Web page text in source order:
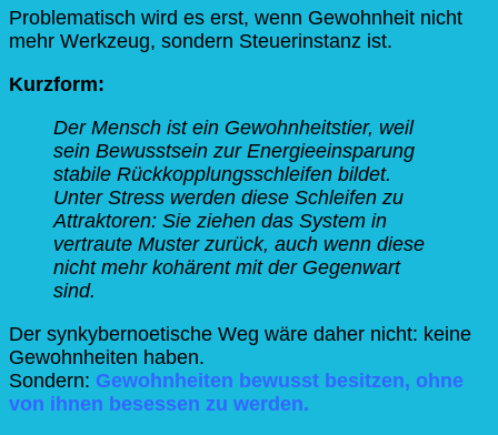
Problematisch wird es erst, wenn Gewohnheit nicht
mehr Werkzeug, sondern Steuerinstanz ist.
Kurzform:
Der Mensch ist ein Gewohnheitstier, weil
sein Bewusstsein zur Energieeinsparung
stabile Rückkopplungsschleifen bildet.
Unter Stress werden diese Schleifen zu
Attraktoren: Sie ziehen das System in
vertraute Muster zurück, auch wenn diese
nicht mehr kohärent mit der Gegenwart
sind.
Der synkybernoetische Weg wäre daher nicht: keine
Gewohnheiten haben.
Sondern: Gewohnheiten bewusst besitzen, ohne
von ihnen besessen zu werden.